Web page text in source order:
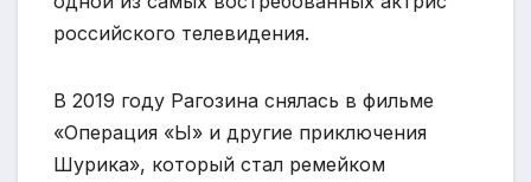
российского телевидения.
В 2019 году Рагозина снялась в фильме
«Операция «Ы» и другие приключения
Шурика», который стал ремейком